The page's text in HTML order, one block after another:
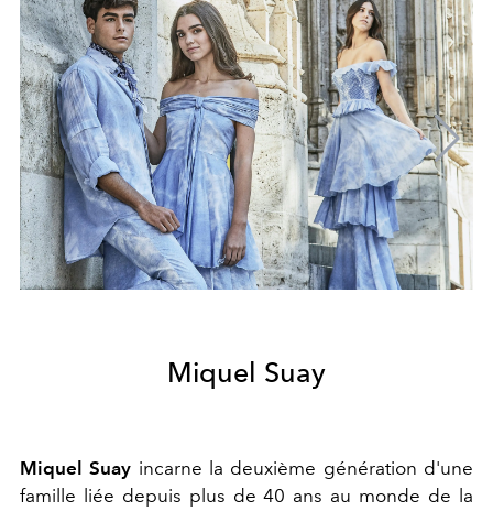
Miquel Suay
Miquel Suay incarne la deuxième génération d'une
famille liée depuis plus de 40 ans au monde de la